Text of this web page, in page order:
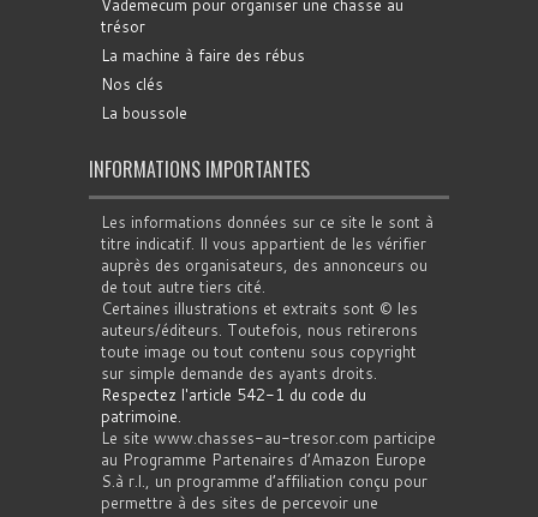
trésor
La machine à faire des rébus
Nos clés
La boussole
INFORMATIONS IMPORTANTES
Les informations données sur ce site le sont à
titre indicatif. Il vous appartient de les vérifier
auprès des organisateurs, des annonceurs ou
de tout autre tiers cité.
Certaines illustrations et extraits sont © les
auteurs/éditeurs. Toutefois, nous retirerons
toute image ou tout contenu sous copyright
sur simple demande des ayants droits.
Respectez l'article 542-1 du code du
patrimoine
Le site www.chasses-au-tresor.com participe
au Programme Partenaires d’Amazon Europe
S.à r.l., un programme d’affiliation conçu pour
permettre à des sites de percevoir une